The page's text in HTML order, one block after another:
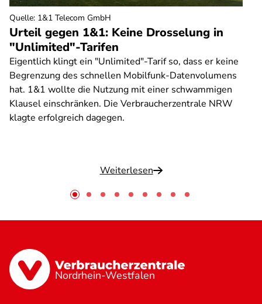
Urteil gegen 1&1: Keine Drosselung in
"Unlimited"-Tarifen
Eigentlich klingt ein "Unlimited"-Tarif so, dass er keine
Begrenzung des schnellen Mobilfunk-Datenvolumens
hat. 1&1 wollte die Nutzung mit einer schwammigen
Klausel einschränken. Die Verbraucherzentrale NRW
klagte erfolgreich dagegen.
Weiterlesen
Quelle: 1&1 Telecom GmbH
Nordrhein-Westfalen